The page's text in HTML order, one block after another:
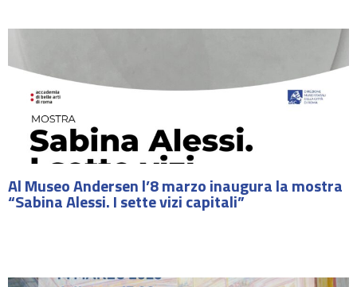
Al Museo Andersen l’8 marzo inaugura la mostra
“Sabina Alessi. I sette vizi capitali”